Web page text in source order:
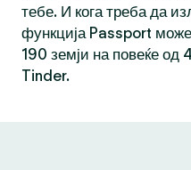
тебе. И кога треба да
функција Passport
190 земји на повеќе
Tinder.